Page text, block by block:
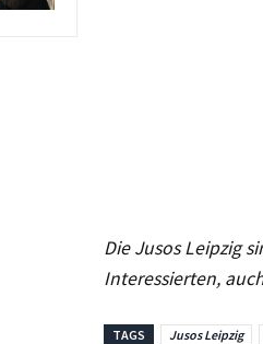
Die Jusos Leipzig
Interessierten,
TAGS Jusos Leipzig